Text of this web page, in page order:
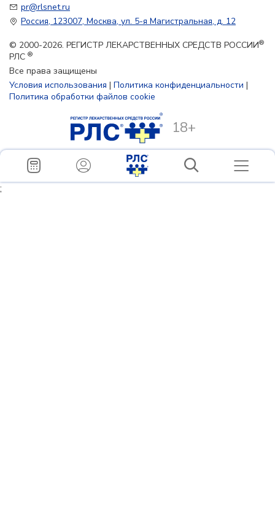
pr@rlsnet.ru
Россия, 123007, Москва, ул. 5-я Магистральная, д. 12
© 2000-2026. РЕГИСТР ЛЕКАРСТВЕННЫХ СРЕДСТВ РОССИИ®
РЛС ®
Все права защищены
Условия использования | Политика конфиденциальности |
Политика обработки файлов cookie
18+
;